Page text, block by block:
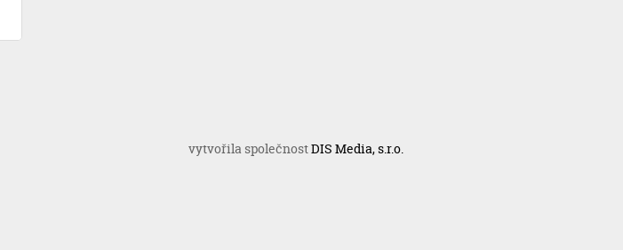
vytvořila společnostDIS Media, s.r.o.